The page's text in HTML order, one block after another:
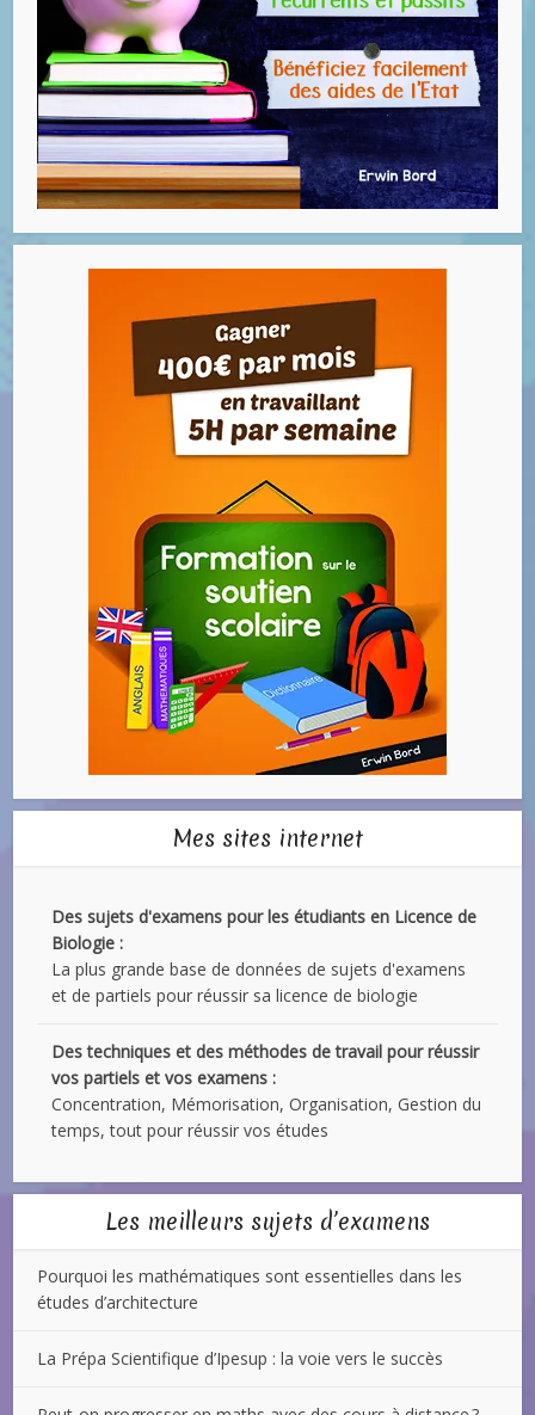
Mes sites internet
Des sujets d'examens pour les étudiants en Licence de
Biologie :
La plus grande base de données de sujets d'examens
et de partiels pour réussir sa licence de biologie
Des techniques et des méthodes de travail pour réussir
vos partiels et vos examens :
Concentration, Mémorisation, Organisation, Gestion du
temps, tout pour réussir vos études
Les meilleurs sujets d’examens
Pourquoi les mathématiques sont essentielles dans les
études d’architecture
La Prépa Scientifique d’Ipesup : la voie vers le succès